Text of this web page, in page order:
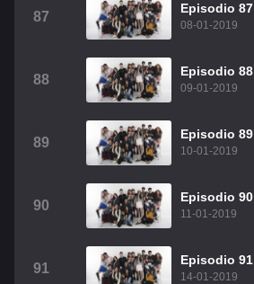
87
Episodio 87
08-01-2019
88
Episodio 88
09-01-2019
89
Episodio 89
10-01-2019
90
Episodio 90
11-01-2019
91
Episodio 91
14-01-2019